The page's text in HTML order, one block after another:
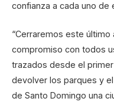
confianza a cada uno de
“Cerraremos este
compromiso con todos
trazados desde el
devolver los parques y
de Santo Domingo una